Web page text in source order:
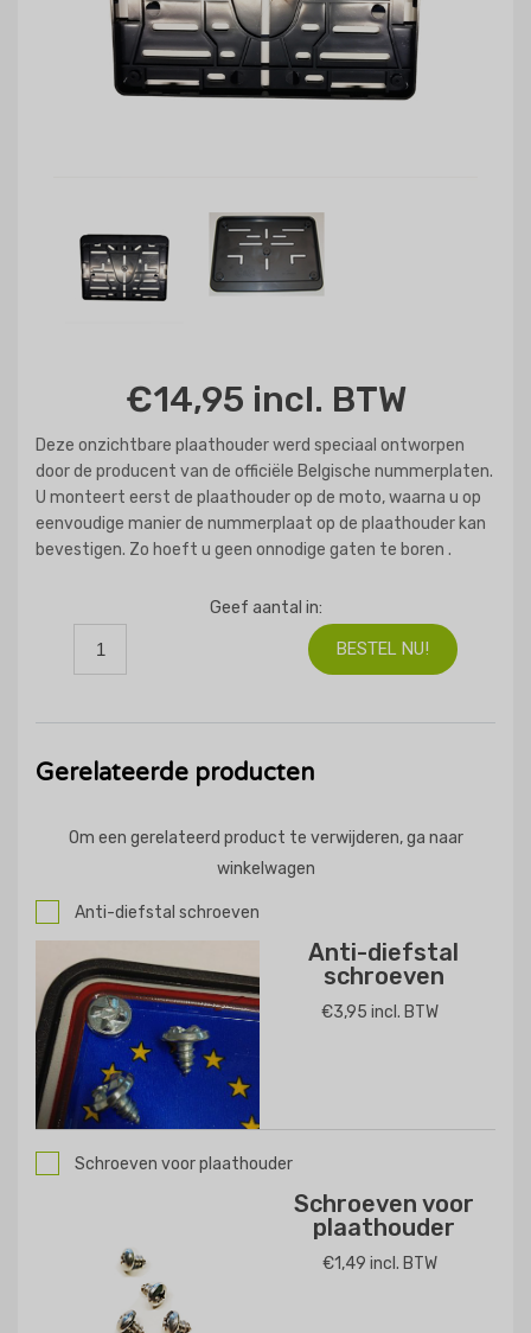
€14,95 incl. BTW
Deze onzichtbare plaathouder werd speciaal ontworpen
door de producent van de officiële Belgische nummerplaten.
U monteert eerst de plaathouder op de moto, waarna u op
eenvoudige manier de nummerplaat op de plaathouder kan
bevestigen. Zo hoeft u geen onnodige gaten te boren .
Geef aantal in:
Gerelateerde producten
Om een gerelateerd product te verwijderen, ga naar
winkelwagen
Anti-diefstal schroeven
Anti-diefstal
schroeven
€3,95 incl. BTW
Schroeven voor plaathouder
Schroeven voor
plaathouder
€1,49 incl. BTW